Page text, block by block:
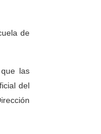
de
las
del